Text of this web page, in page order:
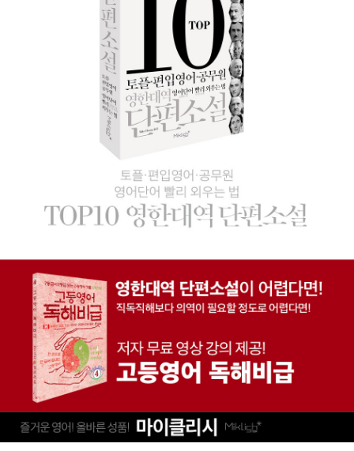
기도했고, 사람들은 지켜봤다. 항해사의 이름은 샤드락으로, 어려서
고아가 됐고 그 이후로 쭉 항해를 익혔다. 교회에서 나오는 도중 두 소
녀를 만나는데 한 명은 '에밀리'라고 가냘팠고, 몸집이 큰 다른 한 명
은 '조안나'였다. 항해사는 에밀리에게 더 마음이 끌렸다. 그 날 에밀
리의 집에 가서 항해에서 겪은 이야기를 말하며 에밀리와 친해졌다.
이후에도 1~2주간 서로 더 가까워져 갔다.
그런데 어느날 밤 부잣집 동네를 거닐던 중, '조안나'와 마주치게 되
고, 그날 밤 이후 '조안나'와 더 가까워지고, 결국 약혼까지 하게 된다.
그 소식을 들은 '에밀리'는 샤드락을 멀리하고, '조안나' 역시 '샤드
락'이 크게 마음에 들지 않아서 '에밀리'가 원한다면 헤어지려고 했다.
하지만 샤드락이 '에밀리'에게 구애하는 모습을 우연히 보고 헤어지려
조안나와 샤드락은 결혼한다. 조안나는 샤드락이 다시 항해하는 것이
싫어서 식료품 가게를 연다. 식료품 가게는 장사가 잘 안되고, 조안나
의 부자 부모님은 돌아가신다. 그리고 아들이 두 명 태어난다. 조안나
의 가족은 점점 가난해진다. 반면에 에밀리는 부자 상인을 만나 조안
나의 가게 건너편의 대저택에서 산다. 그 저택을 볼 때마다 조안나는
비천한 현실에 불만이 커져서, 결국 샤드락을 바다로 내보낸다. 샤드
락은 바다에서 살아돌아올 수 있을까? 아내의 욕심은 어떤 결말을 가
져올까?